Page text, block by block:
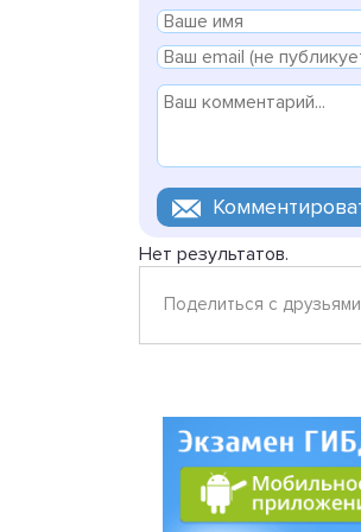
Нет результатов.
Поделиться с друзьями